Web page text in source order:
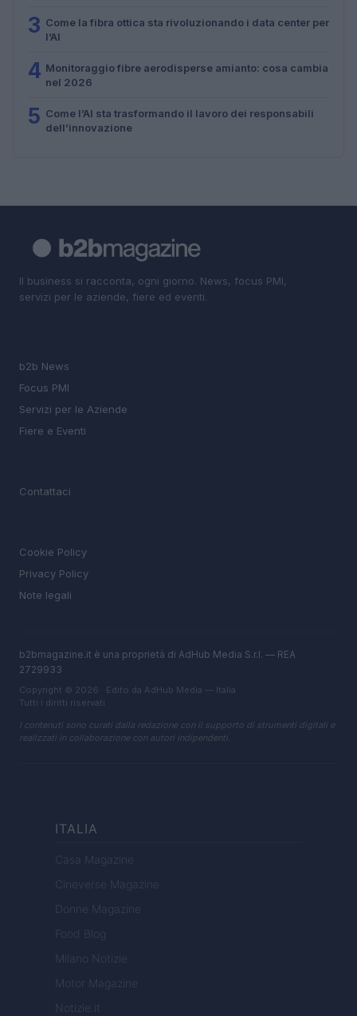
3 Come la fibra ottica sta rivoluzionando i data center per
l’AI
4 Monitoraggio fibre aerodisperse amianto: cosa cambia
nel 2026
5 Come l’AI sta trasformando il lavoro dei responsabili
dell’innovazione
Il business si racconta, ogni giorno. News, focus PMI,
servizi per le aziende, fiere ed eventi.
b2b News
Focus PMI
Servizi per le Aziende
Fiere e Eventi
Contattaci
Cookie Policy
Privacy Policy
Note legali
b2bmagazine.it è una proprietà di AdHub Media S.r.l. — REA
2729933
Copyright © 2026 · Edito da AdHub Media — Italia
Tutti i diritti riservati
I contenuti sono curati dalla redazione con il supporto di strumenti digitali e
realizzati in collaborazione con autori indipendenti.
ITALIA
Casa Magazine
Cineverse Magazine
Donne Magazine
Food Blog
Milano Notizie
Motor Magazine
Notizie.it